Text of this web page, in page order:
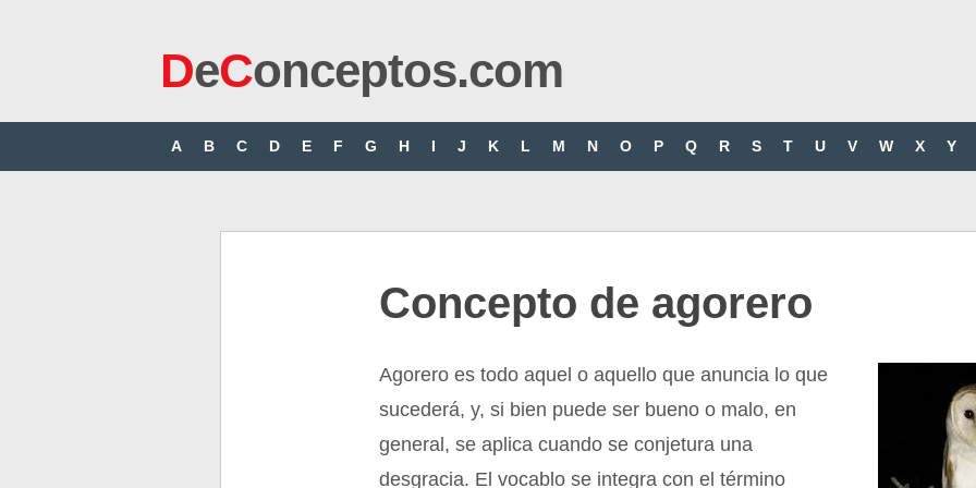
DeConceptos.com
A B C D E F G H I J K L M N O P Q R S T U V W X Y
Concepto de agorero
Agorero es todo aquel o aquello que anuncia lo que
sucederá, y, si bien puede ser bueno o malo, en
general, se aplica cuando se conjetura una
desgracia. El vocablo se integra con el término